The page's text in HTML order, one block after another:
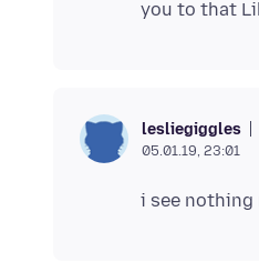
lesliegiggles
05.01.19, 23:01